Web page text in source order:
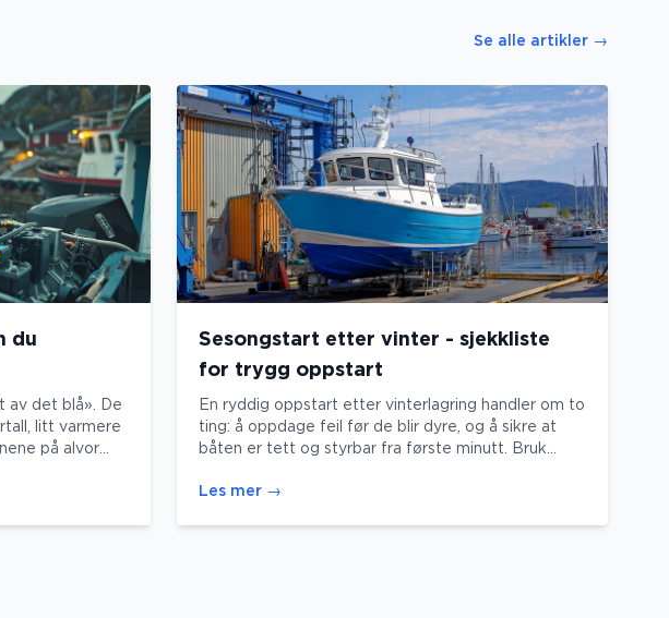
Se alle artikler →
du
av det blå». De
litt varmere
på alvor
Sesongstart etter vinter - sjekkliste
for trygg oppstart
En ryddig oppstart etter vinterlagring handler om to
ting: å oppdage feil før de blir dyre, og å sikre at
båten er tett og styrbar fra første minutt. Bruk
og på første prøvetur.
Les mer →